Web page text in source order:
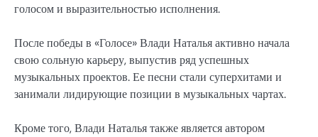
голосом и выразительностью исполнения.
После победы в «Голосе» Влади Наталья активно начала
свою сольную карьеру, выпустив ряд успешных
музыкальных проектов. Ее песни стали суперхитами и
занимали лидирующие позиции в музыкальных чартах.
Кроме того, Влади Наталья также является автором